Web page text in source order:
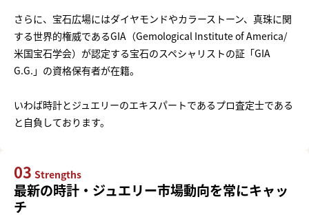
さらに、宝石広場にはダイヤモンドやカラーストーン、真珠に関
する世界的権威であるGIA（Gemological Institute of America/
米国宝石学会）が認定する宝石のスペシャリストの証「GIA
G.G.」の資格保有者が在籍。
いわば時計とジュエリーのエキスパートであるプロ査定士である
と自負しております。
03 Strengths
最新の時計・ジュエリー市場動向を常にキャッ
チ